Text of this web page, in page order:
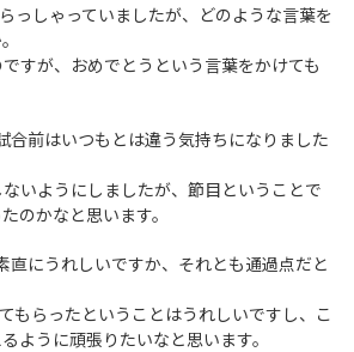
っしゃっていましたが、どのような言葉を
すが、おめでとうという言葉をかけても
合前はいつもとは違う気持ちになりました
いようにしましたが、節目ということで
のかなと思います。
直にうれしいですか、それとも通過点だと
もらったということはうれしいですし、こ
ように頑張りたいなと思います。